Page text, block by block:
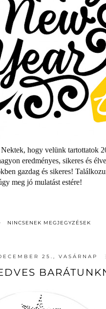
hogy velünk tartottatok
eredményes, sikeres és
gazdag és sikeres!
meg jó mulatást estére!
NINCSENEK MEGJEGYZÉSEK
25., VASÁRNAP